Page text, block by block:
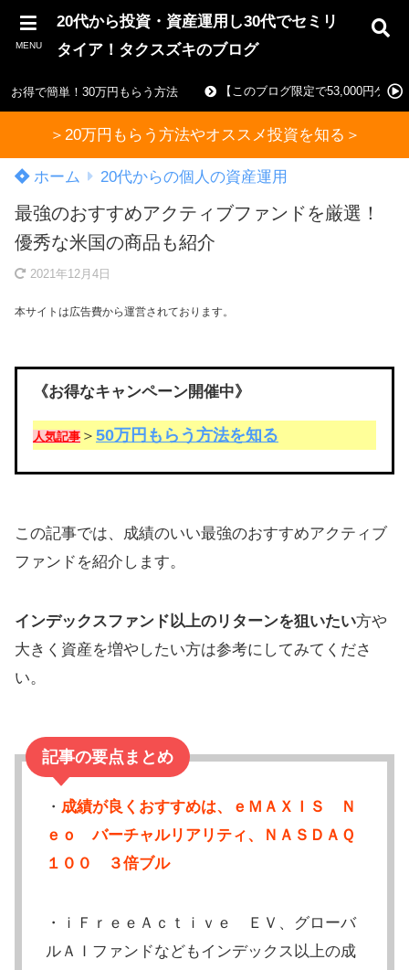
MENU
20代から投資・資産運用し30代でセミリ
タイア！タクスズキのブログ
お得で簡単！30万円もらう方法 【このブログ限定で53,000円ゲッ
＞20万円もらう方法やオススメ投資を知る＞
ホーム 20代からの個人の資産運用
最強のおすすめアクティブファンドを厳選！
優秀な米国の商品も紹介
2021年12月4日
本サイトは広告費から運営されております。
《お得なキャンペーン開催中》
人気記事 ＞ 50万円もらう方法を知る
この記事では、成績のいい最強のおすすめアクティブ
ファンドを紹介します。
インデックスファンド以上のリターンを狙いたい方や
大きく資産を増やしたい方は参考にしてみてくださ
い。
記事の要点まとめ
・ 成績が良くおすすめは、ｅＭＡＸＩＳ Ｎ
ｅｏ バーチャルリアリティ、ＮＡＳＤＡＱ
１００ ３倍ブル
・ｉＦｒｅｅＡｃｔｉｖｅ ＥＶ、グローバ
ルＡＩファンドなどもインデックス以上の成